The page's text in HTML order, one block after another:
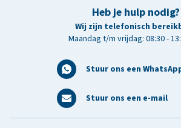
Heb je hulp nodig?
Wij zijn telefonisch
Maandag t/m vrijdag: 08:30 -
Stuur ons een
Stuur ons een e-mail